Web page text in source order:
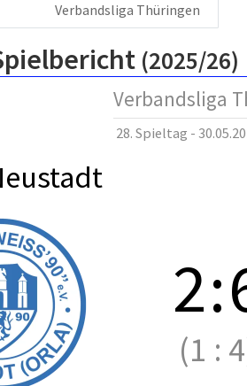
Verbandsliga Thüringen
(2025/26)
Verbandsliga
28. Spieltag -
2:
(1 :